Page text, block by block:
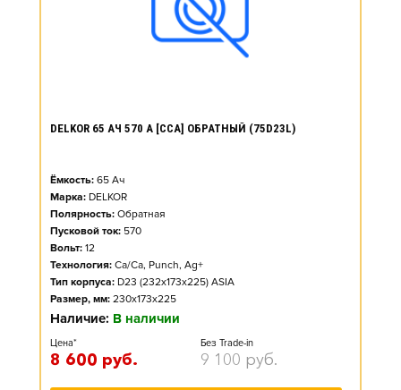
DELKOR 65 АЧ 570 А [CCA] ОБРАТНЫЙ (75D23L)
Ёмкость: 65 Ач
Марка: DELKOR
Полярность: Обратная
Пусковой ток: 570
Вольт: 12
Технология: Ca/Ca, Punch, Ag+
Тип корпуса: D23 (232x173x225) ASIA
Размер, мм: 230x173x225
Наличие: В наличии
Цена*
8 600 руб.
Без Trade-in
9 100 руб.